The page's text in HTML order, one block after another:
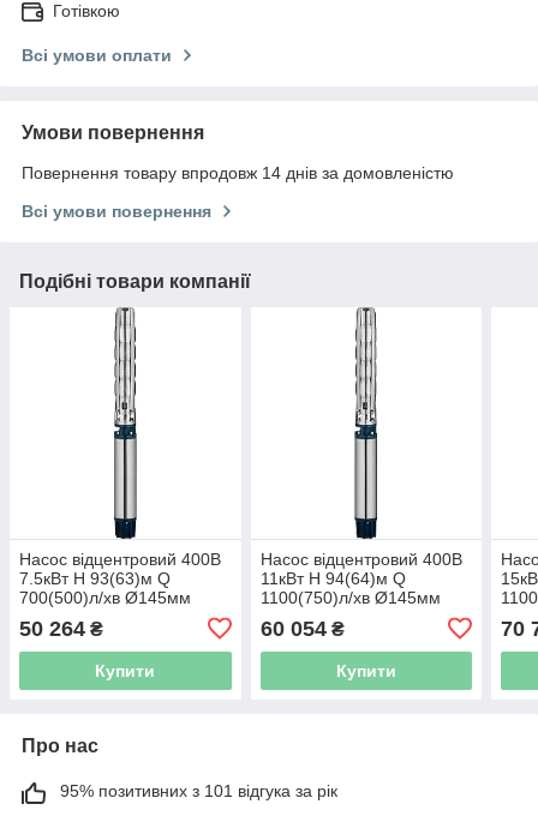
Готівкою
Всі умови оплати
Умови повернення
Повернення товару впродовж 14 днів за домовленістю
Всі умови повернення
Подібні товари компанії
Насос відцентровий 400В
7.5кВт H 93(63)м Q
700(500)л/хв Ø145мм
колеса нерж сталь+пульт
(з 3х ЧАСТИН) DONGYIN
6SP30-8 (7777253)
50 264 ₴
Купити
Насос відцентровий 400В
11кВт H 94(64)м Q
1100(750)л/хв Ø145мм
колеса нерж сталь+пульт
(з 3х ЧАСТИН) DONGYIN
6SP46-7 (7777453)
60 054₴
Купити
(з
70
Про нас
95% позитивних з 101 відгука за рік